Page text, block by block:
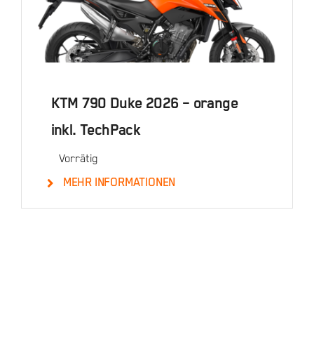
KTM 790 Duke 2026 – orange
inkl. TechPack
Vorrätig
MEHR INFORMATIONEN